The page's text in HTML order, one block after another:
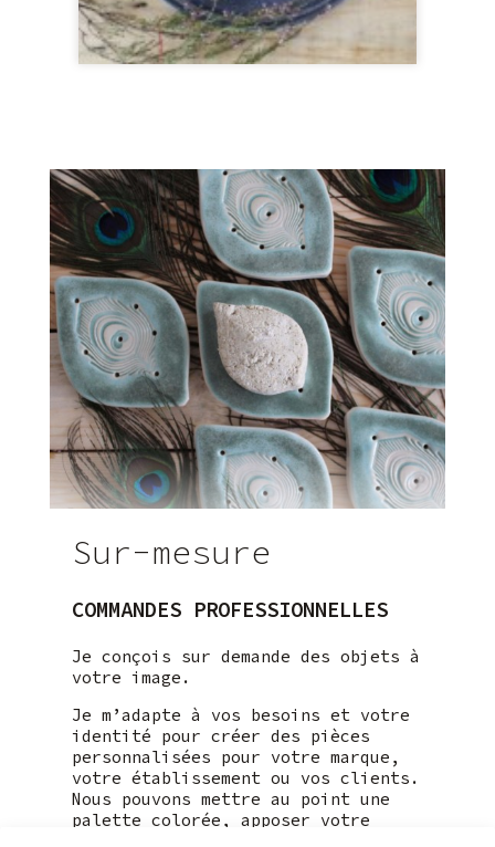
Sur-mesure
COMMANDES PROFESSIONNELLES
Je conçois sur demande des objets à
votre image.
Je m’adapte à vos besoins et votre
identité pour créer des pièces
personnalisées pour votre marque,
votre établissement ou vos clients.
Nous pouvons mettre au point une
palette colorée, apposer votre